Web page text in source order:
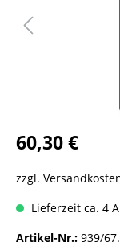
60,30 €
zzgl.
Lieferzeit ca. 4
Artikel-Nr.: 939/